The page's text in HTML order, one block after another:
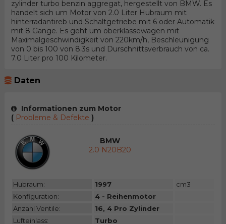
zylinder turbo benzin aggregat, hergestellt von BMW. Es
handelt sich um Motor von 2.0 Liter Hubraum mit
hinterradantireb und Schaltgetriebe mit 6 oder Automatik
mit 8 Gänge. Es geht um oberklassewagen mit
Maximalgeschwindigkeit von 220km/h, Beschleunigung
von 0 bis 100 von 8.3s und Durschnittsverbrauch von ca.
7.0 Liter pro 100 Kilometer.
Daten
Informationen zum Motor
(Probleme & Defekte )
BMW
2.0 N20B20
Hubraum: 1997
cm3
Konfiguration:
4 - Reihenmotor
Anzahl Ventile:
16, 4 Pro Zylinder
Lufteinlass:
Turbo